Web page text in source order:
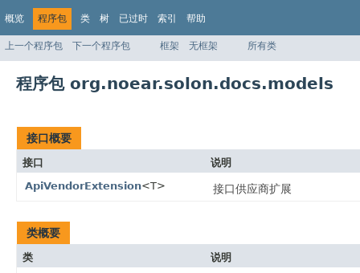
概览 程序包 类 树 已过时 索引 帮助
上一个程序包 下一个程序包 框架 无框架 所有类
程序包 org.noear.solon.docs.models
接口概要
接口
说明
ApiVendorExtension<T> 接口供应商扩展
类概要
类
说明